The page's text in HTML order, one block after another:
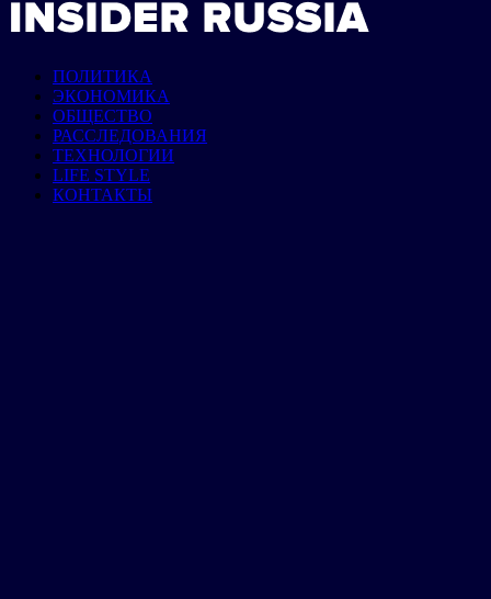
ПОЛИТИКА
ЭКОНОМИКА
ОБЩЕСТВО
РАССЛЕДОВАНИЯ
ТЕХНОЛОГИИ
LIFE STYLE
КОНТАКТЫ